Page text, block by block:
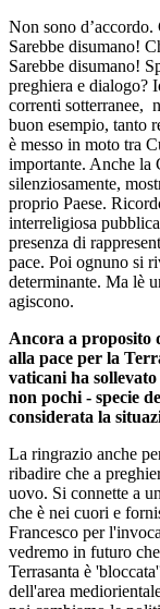
Non sono d’accordo.
Sarebbe disumano!
Sarebbe disumano!
preghiera e dialogo?
correnti sotterranee,
buon esempio, tanto
è messo in moto tra
importante. Anche la
silenziosamente,
proprio Paese.
interreligiosa
presenza di
pace. Poi ognuno si
determinante. Ma lè
agiscono.
Ancora a proposito
alla pace per la
vaticani ha
non pochi - specie
considerata la
La ringrazio anche
ribadire che a
uovo. Si connette a
che è nei cuori e
Francesco per
vedremo in futuro
Terrasanta è
dell'area